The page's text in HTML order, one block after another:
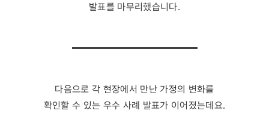
발표를 마무리했습니다.
다음으로 각 현장에서 만난 가정의 변화를
확인할 수 있는 우수 사례 발표가 이어졌는데요.